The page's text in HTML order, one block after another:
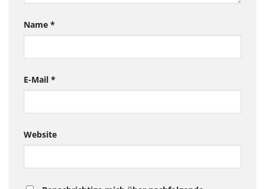
Name *
E-Mail *
Website